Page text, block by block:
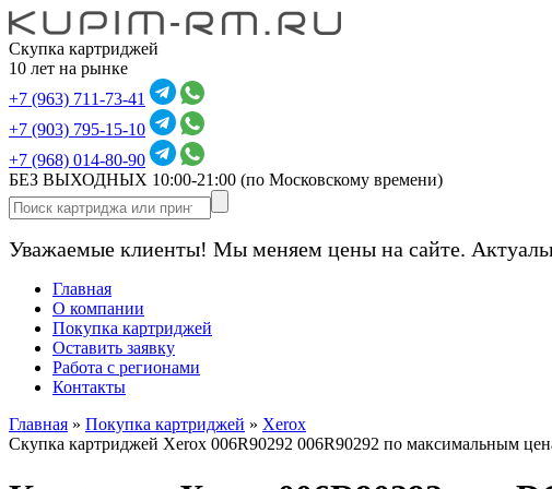
Скупка картриджей
10 лет на рынке
+7 (963) 711-73-41
+7 (903) 795-15-10
+7 (968) 014-80-90
БЕЗ ВЫХОДНЫХ 10:00-21:00 (по Московскому времени)
Уважаемые клиенты! Мы меняем цены на сайте.
Главная
О компании
Покупка картриджей
Оставить заявку
Работа с регионами
Контакты
Главная » Покупка картриджей » Xerox
Скупка картриджей Xerox 006R90292 006R90292 по максимальным